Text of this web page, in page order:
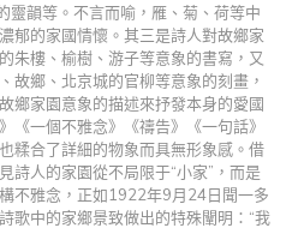
靈韻等。不言而喻，雁、菊、荷等中
郁的家國情懷。其三是詩人對故鄉家
朱樓、榆樹、游子等意象的書寫，又
故鄉、北京城的官柳等意象的刻畫，
鄉家園意象的描述來抒發本身的愛國
《一個不雅念》《禱告》《一句話》
糅合了詳細的物象而具無形象感。借
詩人的家園從不局限于“小家”，而是
不雅念，正如1922年9月24日聞一多
歌中的家鄉景致做出的特殊闡明：“我